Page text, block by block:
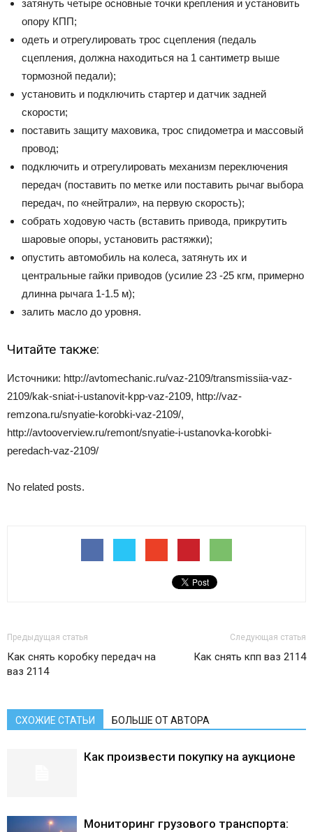
затянуть четыре основные точки крепления и установить
опору КПП;
одеть и отрегулировать трос сцепления (педаль
сцепления, должна находиться на 1 сантиметр выше
тормозной педали);
установить и подключить стартер и датчик задней
скорости;
поставить защиту маховика, трос спидометра и массовый
провод;
подключить и отрегулировать механизм переключения
передач (поставить по метке или поставить рычаг выбора
передач, по «нейтрали», на первую скорость);
собрать ходовую часть (вставить привода, прикрутить
шаровые опоры, установить растяжки);
опустить автомобиль на колеса, затянуть их и
центральные гайки приводов (усилие 23 -25 кгм, примерно
длинна рычага 1-1.5 м);
залить масло до уровня.
Читайте также:
Источники: http://avtomechanic.ru/vaz-2109/transmissiia-vaz-
2109/kak-sniat-i-ustanovit-kpp-vaz-2109, http://vaz-
remzona.ru/snyatie-korobki-vaz-2109/,
http://avtooverview.ru/remont/snyatie-i-ustanovka-korobki-
peredach-vaz-2109/
No related posts.
Предыдущая статья
Как снять коробку передач на
ваз 2114
Следующая статья
Как снять кпп ваз 2114
СХОЖИЕ СТАТЬИ БОЛЬШЕ ОТ АВТОРА
Как произвести покупку на аукционе
Мониторинг грузового транспорта: